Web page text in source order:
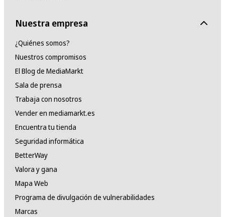
Nuestra empresa
¿Quiénes somos?
Nuestros compromisos
El Blog de MediaMarkt
Sala de prensa
Trabaja con nosotros
Vender en mediamarkt.es
Encuentra tu tienda
Seguridad informática
BetterWay
Valora y gana
Mapa Web
Programa de divulgación de vulnerabilidades
Marcas